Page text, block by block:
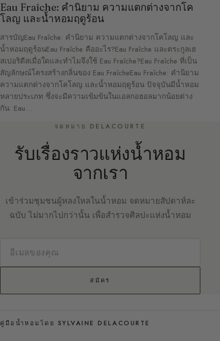
Eau Fraîche: คำนิยาม ความแตกต่างจากโค
โลญ และน้ำหอมฤดูร้อน
สารบัญEau Fraîche: คำนิยาม ความแตกต่างจากโคโลญ และ
น้ำหอมฤดูร้อนEau Fraîche คืออะไร?Eau Fraîche และตระกูลเฮ
สเปอริดีสเมื่อใดและทำไมจึงใช้ Eau Fraîche?Eau Fraîche ที่เป็น
สัญลักษณ์โครงสร้างกลิ่นของ Eau FraîcheEau Fraîche: คำนิยาม
ความแตกต่างจากโคโลญ และน้ำหอมฤดูร้อน ปัจจุบันมีน้ำหอม
หลายประเภท ซึ่งจะมีความเข้มข้นในแอลกอฮอลมากน้อยต่าง
กัน: Eau…
จดหมาย DELACOURTE
รับเรื่องราวแห่งน้ำหอม
จากเรา
เข้าร่วมชุมชนผู้หลงใหลในน้ำหอม จดหมายสัปดาห์ละ
ฉบับ ไม่มากไปกว่านั้น เพื่อสำรวจศิลปะแห่งน้ำหอม
สมัคร
คู่มือน้ำหอมโดย SYLVAINE DELACOURTE